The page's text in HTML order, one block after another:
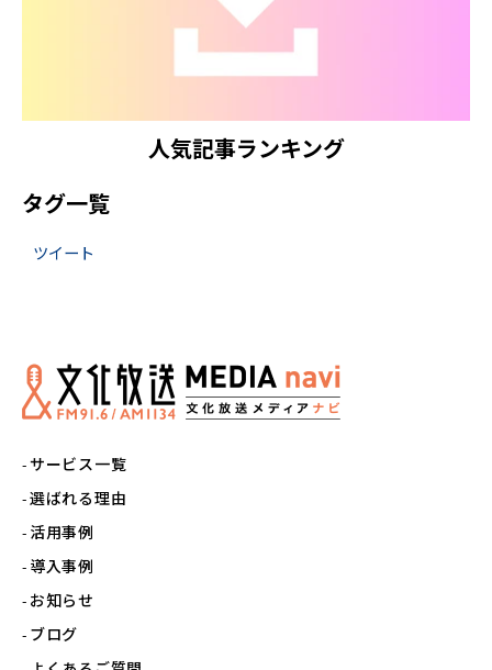
人気記事ランキング
タグ一覧
ツイート
サービス一覧
選ばれる理由
活用事例
導入事例
お知らせ
ブログ